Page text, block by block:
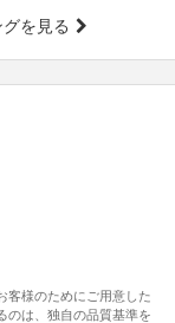
を見る
客様のためにご用意した
のは、独自の品質基準を